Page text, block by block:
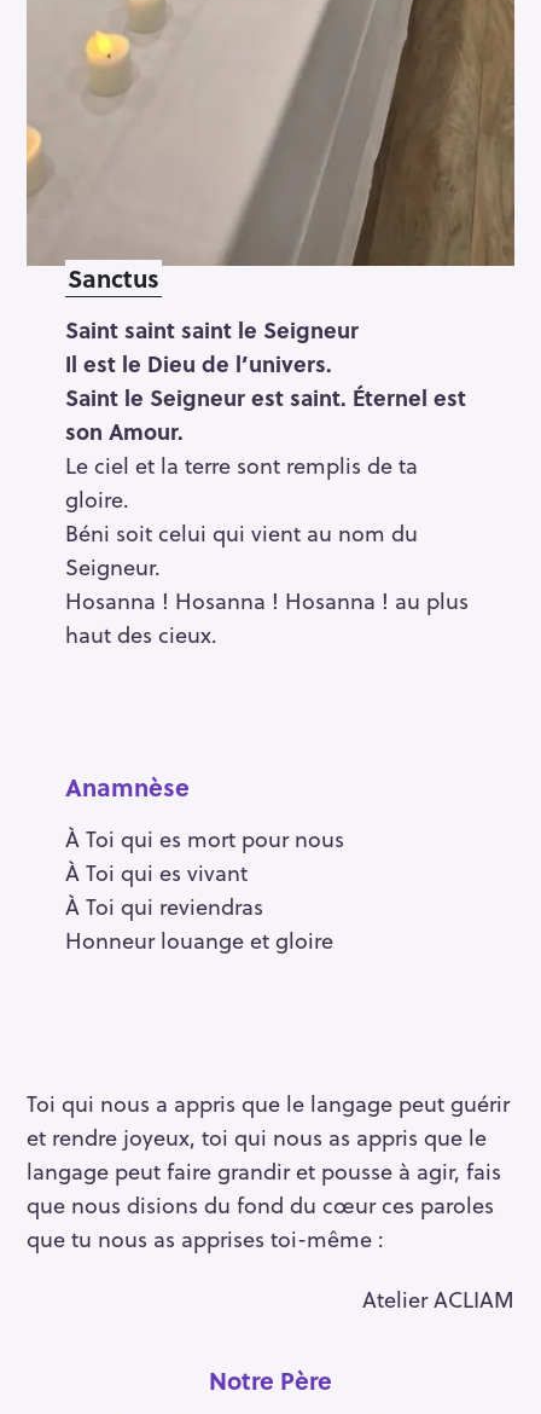
Sanctus
Saint saint saint le Seigneur
Il est le Dieu de l’univers.
Saint le Seigneur est saint. Éternel est
son Amour.
Le ciel et la terre sont remplis de ta
gloire.
Béni soit celui qui vient au nom du
Seigneur.
Hosanna ! Hosanna ! Hosanna ! au plus
haut des cieux.
Anamnèse
À Toi qui es mort pour nous
À Toi qui es vivant
À Toi qui reviendras
Honneur louange et gloire
Toi qui nous a appris que le langage peut guérir
et rendre joyeux, toi qui nous as appris que le
langage peut faire grandir et pousse à agir, fais
que nous disions du fond du cœur ces paroles
que tu nous as apprises toi-même :
Atelier ACLIAM
Notre Père